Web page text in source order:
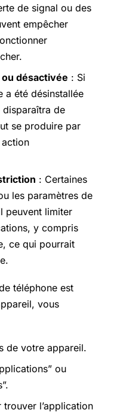
de signal ou des
empêcher
désactivée : Si
a été désinstallée
de
se produire par
action
: Certaines
les paramètres de
peuvent limiter
y compris
ce qui pourrait
téléphone est
vous
de votre appareil.
ou
l’application